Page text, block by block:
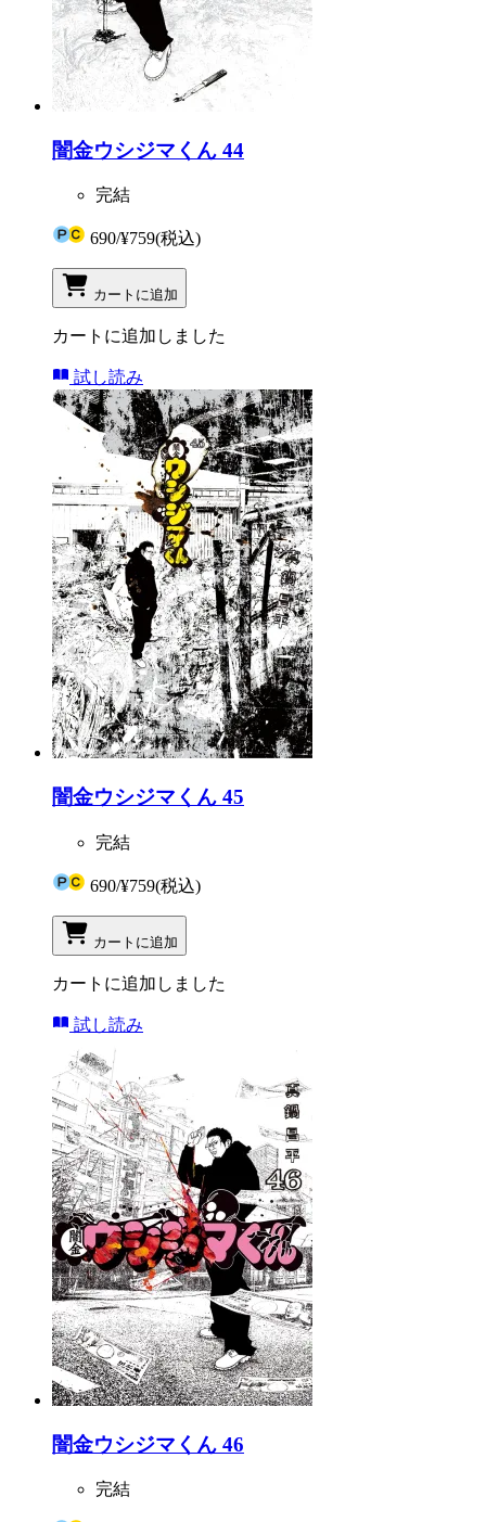
闇金ウシジマくん 44
完結
690/¥759(税込)
カートに追加
カートに追加しました
試し読み
闇金ウシジマくん 45
完結
690/¥759(税込)
カートに追加
カートに追加しました
試し読み
闇金ウシジマくん 46
完結